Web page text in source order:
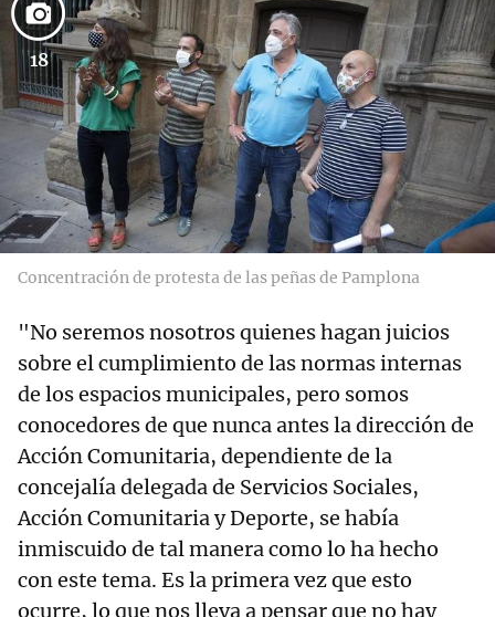
18
Concentración de protesta de las peñas de Pamplona
"No seremos nosotros quienes hagan juicios
sobre el cumplimiento de las normas internas
de los espacios municipales, pero somos
conocedores de que nunca antes la dirección de
Acción Comunitaria, dependiente de la
concejalía delegada de Servicios Sociales,
Acción Comunitaria y Deporte, se había
inmiscuido de tal manera como lo ha hecho
con este tema. Es la primera vez que esto
ocurre, lo que nos lleva a pensar que no hay